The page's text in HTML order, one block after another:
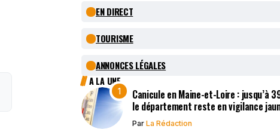
EN DIRECT
TOURISME
ANNONCES LÉGALES
A LA UNE
Canicule en Maine-et-Loire : jusqu’à
le département reste en vigilance
Par La Rédaction